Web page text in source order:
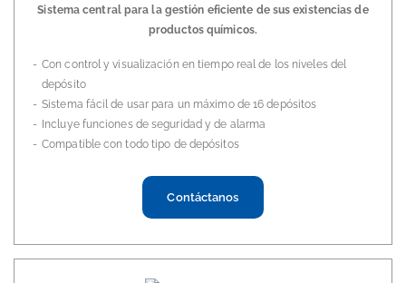
Sistema central para la gestión eficiente de sus existencias de
productos químicos.
Con control y visualización en tiempo real de los niveles del
depósito
Sistema fácil de usar para un máximo de 16 depósitos
Incluye funciones de seguridad y de alarma
Compatible con todo tipo de depósitos
Contáctanos